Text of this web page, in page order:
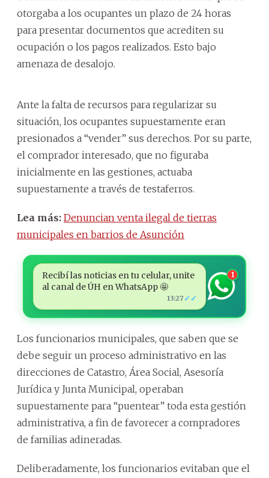
otorgaba a los ocupantes un plazo de 24 horas
para presentar documentos que acrediten su
ocupación o los pagos realizados. Esto bajo
amenaza de desalojo.
Ante la falta de recursos para regularizar su
situación, los ocupantes supuestamente eran
presionados a “vender” sus derechos. Por su parte,
el comprador interesado, que no figuraba
inicialmente en las gestiones, actuaba
supuestamente a través de testaferros.
Lea más: Denuncian venta ilegal de tierras
municipales en barrios de Asunción
Recibí las noticias en tu celular, unite
al canal de ÚH en WhatsApp 🤩
13:27 ✓✓
1
Los funcionarios municipales, que saben que se
debe seguir un proceso administrativo en las
direcciones de Catastro, Área Social, Asesoría
Jurídica y Junta Municipal, operaban
supuestamente para “puentear” toda esta gestión
administrativa, a fin de favorecer a compradores
de familias adineradas.
Deliberadamente, los funcionarios evitaban que el